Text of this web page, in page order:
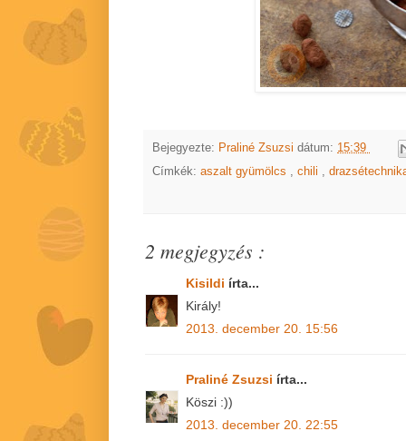
Bejegyezte: Praliné Zsuzsi dátum: 15:39
Címkék: aszalt gyümölcs , chili ,
2 megjegyzés :
Kisildi írta...
Király!
2013. december 20. 15:56
Praliné Zsuzsi írta...
Köszi :))
2013. december 20. 22:55